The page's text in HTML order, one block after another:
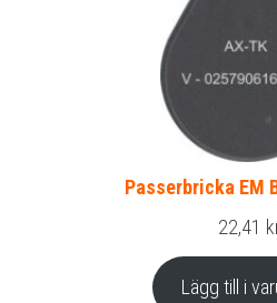
Passerbricka EM
22,41
Lägg till i